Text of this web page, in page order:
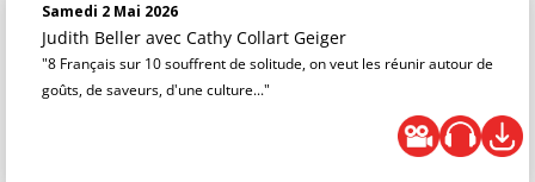
Samedi 2 Mai 2026
Judith Beller avec Cathy Collart Geiger
"8 Français sur 10 souffrent de solitude, on veut les réunir autour de
goûts, de saveurs, d'une culture..."